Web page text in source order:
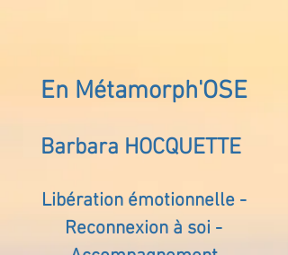
En Métamorph'OSE
Barbara HOCQUETTE
Libération émotionnelle -
Reconnexion à soi -